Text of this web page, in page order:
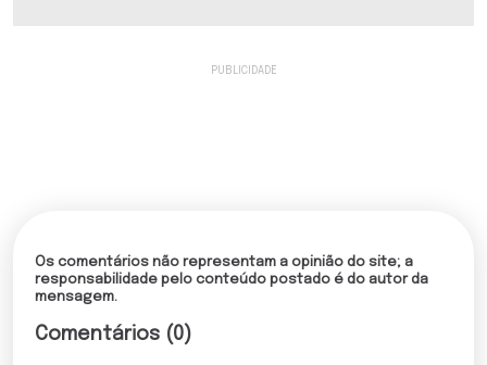
Os comentários não representam a opinião do site; a
responsabilidade pelo conteúdo postado é do autor da
mensagem.
Comentários (0)